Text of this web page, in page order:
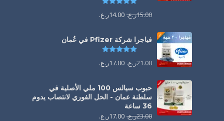
15.00ر.ع. 14.00ر.ع.
فياجرا شركة Pfizer في عُمان
21.00ر.ع. 17.00ر.ع.
حبوب سيالس 100 ملي الأصلية في
سلطنة عمان - الحل الفوري لانتصاب يدوم
36 ساعة
23.00ر.ع. 17.00ر.ع.